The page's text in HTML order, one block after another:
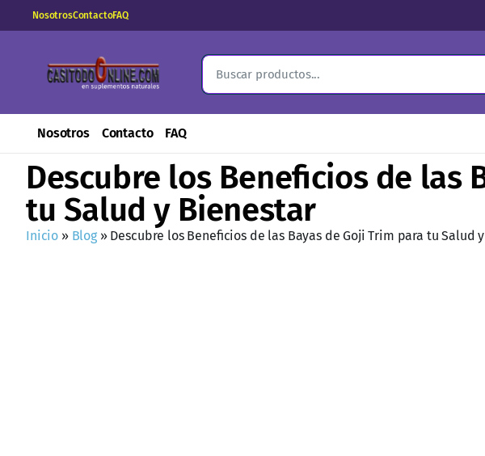
NosotrosContactoFAQ
Nosotros Contacto FAQ
Descubre los Beneficios de las
tu Salud y Bienestar
Inicio » Blog» Descubre los Beneficios de las Bayas de Goji Trim para tu Salud